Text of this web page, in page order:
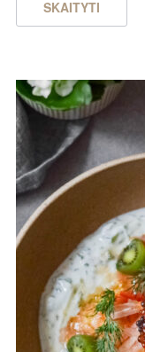
SKAITYTI